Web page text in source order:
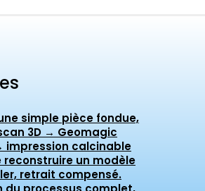
simple pièce fondue,
3D → Geomagic
impression calcinable
reconstruire un modèle
retrait compensé.